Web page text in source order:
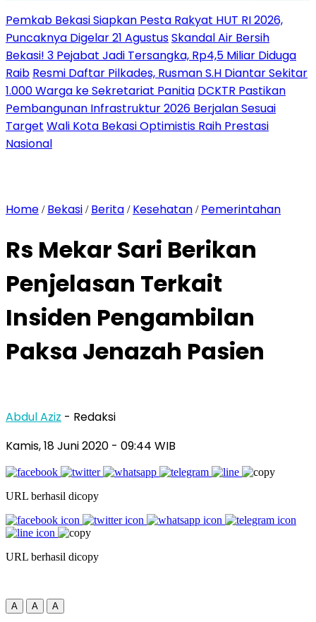
Pemkab Bekasi Siapkan Pesta Rakyat HUT RI 2026,
Puncaknya Digelar 21 AgustusSkandal Air Bersih
Bekasi! 3 Pejabat Jadi Tersangka, Rp4,5 Miliar Diduga
Raib Resmi Daftar Pilkades, Rusman S.H Diantar Sekitar
1.000 Warga ke Sekretariat Panitia DCKTR Pastikan
Pembangunan Infrastruktur 2026 Berjalan Sesuai
Target Wali Kota Bekasi Optimistis Raih Prestasi
Nasional
Home / Bekasi / Berita / Kesehatan / Pemerintahan
Rs Mekar Sari Berikan
Penjelasan Terkait
Insiden Pengambilan
Paksa Jenazah Pasien
Abdul Aziz - Redaksi
Kamis, 18 Juni 2020 - 09:44 WIB
URL berhasil dicopy
URL berhasil dicopy
A A A